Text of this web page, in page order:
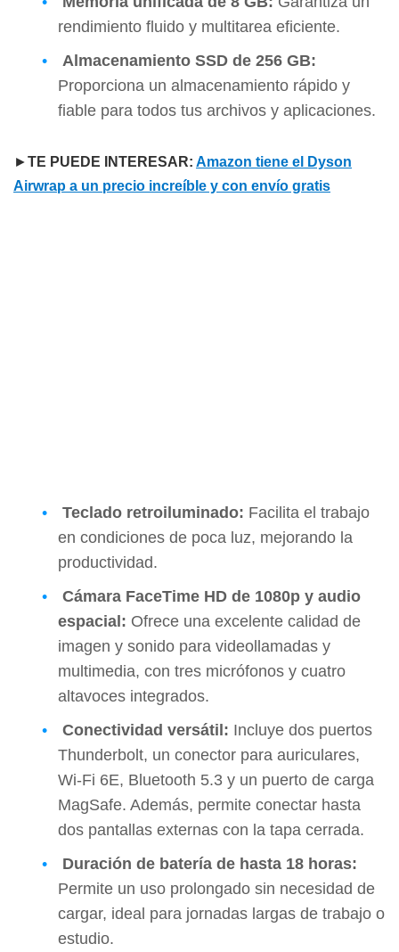
rendimiento fluido y multitarea eficiente.
Almacenamiento SSD de 256 GB:
Proporciona un almacenamiento rápido y
fiable para todos tus archivos y aplicaciones.
►TE PUEDE INTERESAR: Amazon tiene el Dyson
Airwrap a un precio increíble y con envío gratis
Teclado retroiluminado: Facilita el trabajo
en condiciones de poca luz, mejorando la
productividad.
Cámara FaceTime HD de 1080p y audio
espacial: Ofrece una excelente calidad de
imagen y sonido para videollamadas y
multimedia, con tres micrófonos y cuatro
altavoces integrados.
Conectividad versátil: Incluye dos puertos
Thunderbolt, un conector para auriculares,
Wi-Fi 6E, Bluetooth 5.3 y un puerto de carga
MagSafe. Además, permite conectar hasta
dos pantallas externas con la tapa cerrada.
Duración de batería de hasta 18 horas:
Permite un uso prolongado sin necesidad de
cargar, ideal para jornadas largas de trabajo o
estudio.